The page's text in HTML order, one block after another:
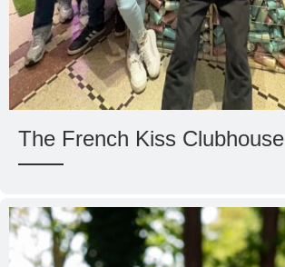
The French Kiss Clubhouse